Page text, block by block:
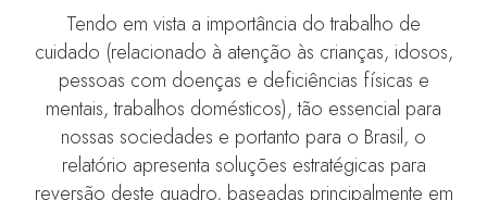
Tendo em vista a importância do trabalho de
cuidado (relacionado à atenção às crianças, idosos,
pessoas com doenças e deficiências físicas e
mentais, trabalhos domésticos), tão essencial para
nossas sociedades e portanto para o Brasil, o
relatório apresenta soluções estratégicas para
reversão deste quadro, baseadas principalmente em